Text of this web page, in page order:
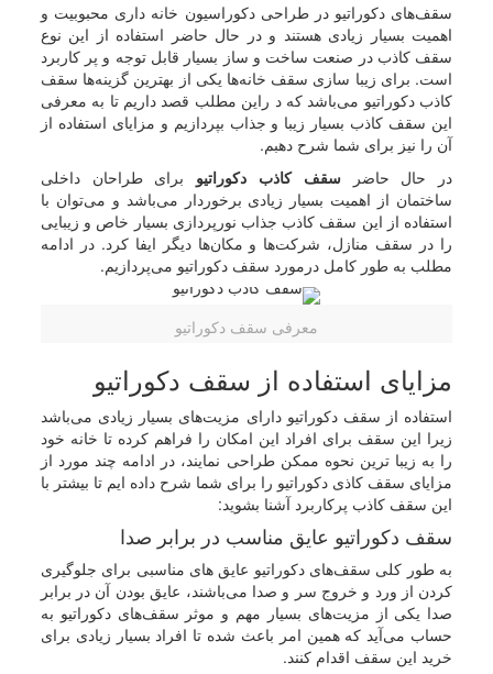
سقف‌های دکوراتیو در طراحی دکوراسیون خانه داری محبوبیت و
اهمیت بسیار زیادی هستند و در حال حاضر استفاده از این نوع
سقف کاذب در صنعت ساخت و ساز بسیار قابل توجه و پر کاربرد
است. برای زیبا سازی سقف خانه‌ها یکی از بهترین گزینه‌ها سقف
کاذب دکوراتیو می‌باشد که د راین مطلب قصد داریم تا به معرفی
این سقف کاذب بسیار زیبا و جذاب بپردازیم و مزایای استفاده از
آن را نیز برای شما شرح دهبم.
در حال حاضرسقف کاذب دکوراتیو برای طراحان داخلی
ساختمان از اهمیت بسیار زیادی برخوردار می‌باشد و می‌توان با
استفاده از این سقف کاذب جذاب نورپردازی بسیار خاص و زیبایی
را در سقف منازل، شرکت‌ها و مکان‌ها دیگر ایفا کرد. در ادامه
مطلب به طور کامل درمورد سقف دکوراتیو می‌پردازیم.
معرفی سقف دکوراتیو
مزایای استفاده از سقف دکوراتیو
استفاده از سقف دکوراتیو دارای مزیت‌های بسیار زیادی می‌باشد
زیرا این سقف برای افراد این امکان را فراهم کرده تا خانه خود
را به زیبا ترین نحوه ممکن طراحی نمایند، در ادامه چند مورد از
مزایای سقف کاذی دکوراتیو را برای شما شرح داده ایم تا بیشتر با
این سقف کاذب پرکاربرد آشنا بشوید:
سقف دکوراتیو عایق مناسب در برابر صدا
به طور کلی سقف‌های دکوراتیو عایق های مناسبی برای جلوگیری
کردن از ورد و خروج سر و صدا می‌باشند، عایق بودن آن در برابر
صدا یکی از مزیت‌های بسیار مهم و موثر سقف‌های دکوراتیو به
حساب می‌آید که همین امر باعث شده تا افراد بسیار زیادی برای
خرید این سقف اقدام کنند.